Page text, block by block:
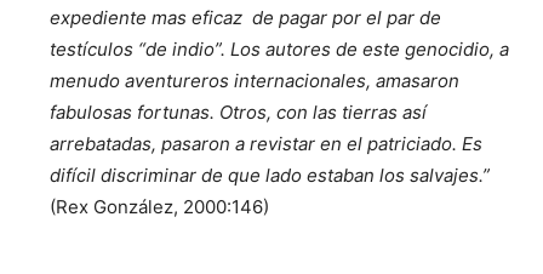
expediente mas eficaz de pagar por el par de
testículos “de indio”. Los autores de este genocidio, a
menudo aventureros internacionales, amasaron
fabulosas fortunas. Otros, con las tierras así
arrebatadas, pasaron a revistar en el patriciado. Es
difícil discriminar de que lado estaban los salvajes.”
(Rex González, 2000:146)